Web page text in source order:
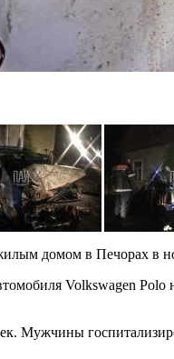
домом в Печорах в
Volkswagen
Мужчины